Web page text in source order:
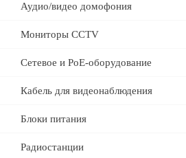
Аудио/видео домофония
Мониторы CCTV
Сетевое и PoE-оборудование
Кабель для видеонаблюдения
Блоки питания
Радиостанции